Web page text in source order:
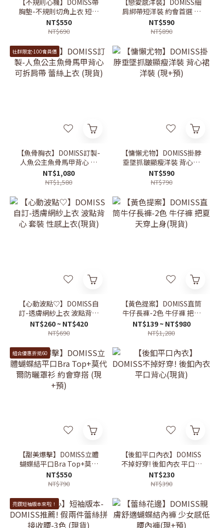
【不規則心機】DOMISS帶
胸墊-不規則切角上衣 短袖
上衣 T恤 (現+預)
NT$550
NT$690
【戀愛感洋裝】DOMISS細
肩綁帶短洋裝 約會首選 背
心裙 蕾絲洋裝 渡假洋裝 (現
+預)
NT$590
NT$890
社群限定-100會員價
【魚骨胸衣】DOMISS訂製-
人魚公主魚骨馬甲背心 可
拆肩帶 蕾絲上衣 (現貨)
NT$1,080
NT$1,580
【慵懶尤物】DOMISS掛脖
垂墜抓皺顯瘦洋裝 背心裙
洋裝 (現+預)
NT$590
NT$790
【心動波點♡】DOMISS自
訂-透膚網紗上衣 波點背心
套裝 性感上衣(現貨)
NT$260 ~ NT$420
NT$690
【黃色提案】DOMISS直筒
牛仔長褲-2色 牛仔褲 把夏
天穿上身(現貨)
NT$139 ~ NT$980
NT$1,280
組合優惠折抵60
【甜美爆擊】DOMISS立體
蝴蝶結平口Bra Top+莫代
爾防曬罩衫 約會穿搭 (現
+預)
NT$550
NT$790
【後釦平口內衣】DOMISS
不掉好穿! 後釦內衣 平口背
心(現貨)
NT$230
NT$390
亮鑽短袖版本來啦！